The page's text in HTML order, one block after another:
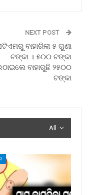
NEXT POST
ବାହାରିଲା ୫ ଗୁଣା
ଟଙ୍କା । ୫୦୦ ଟଙ୍କା
ବାହାରୁଛି ୨୫୦୦
ଟଙ୍କା
All